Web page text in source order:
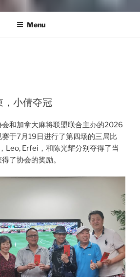
Menu
，小倩夺冠
和加拿大麻将联盟联合主办的2026
于7月19日进行了第四场的三局比
Leo, Erfei，和陈光耀分别夺得了当
了协会的奖励。